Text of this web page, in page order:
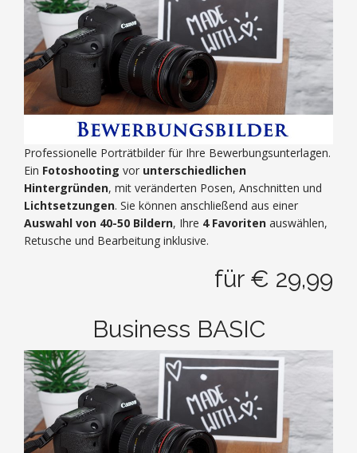
Professionelle Porträtbilder für Ihre Bewerbungsunterlagen.
Ein Fotoshooting vor unterschiedlichen
Hintergründen, mit veränderten Posen, Anschnitten und
Lichtsetzungen. Sie können anschließend aus einer
Auswahl von 40-50 Bildern, Ihre 4 Favoriten auswählen,
Retusche und Bearbeitung inklusive.
für € 29,99
Business BASIC